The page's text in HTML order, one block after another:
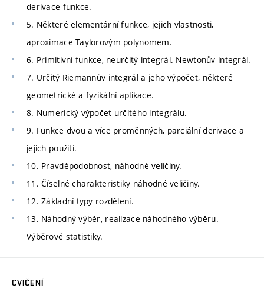
derivace funkce.
5. Některé elementární funkce, jejich vlastnosti,
aproximace Taylorovým polynomem.
6. Primitivní funkce, neurčitý integrál. Newtonův integrál.
7. Určitý Riemannův integrál a jeho výpočet, některé
geometrické a fyzikální aplikace.
8. Numerický výpočet určitého integrálu.
9. Funkce dvou a více proměnných, parciální derivace a
jejich použití.
10. Pravděpodobnost, náhodné veličiny.
11. Číselné charakteristiky náhodné veličiny.
12. Základní typy rozdělení.
13. Náhodný výběr, realizace náhodného výběru.
Výběrové statistiky.
CVIČENÍ